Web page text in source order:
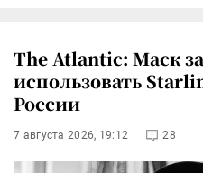
The Atlantic: Маск
использовать
России
7 августа 2026, 19:12 28